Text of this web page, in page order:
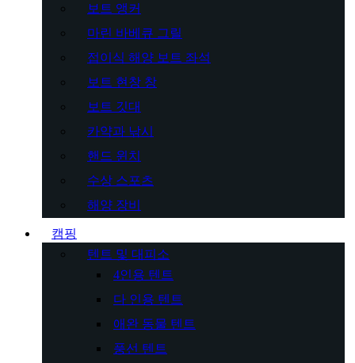
보트 앵커
마린 바베큐 그릴
접이식 해양 보트 좌석
보트 현창 창
보트 깃대
카약과 낚시
핸드 윈치
수상 스포츠
해양 장비
캠핑
텐트 및 대피소
4인용 텐트
다 인용 텐트
애완 동물 텐트
풍선 텐트